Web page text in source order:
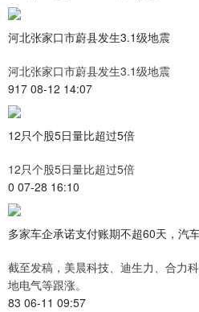
河北张家口市蔚县发生3.1级地震
河北张家口市蔚县发生3.1级地震
917 08-12 14:07
12只个股5日量比超过5倍
12只个股5日量比超过5倍
0 07-28 16:10
多家车企承诺支付账期不超60天，汽
截至发稿，美晨科技、迪生力、合力
地电气等跟涨。
83 06-11 09:57